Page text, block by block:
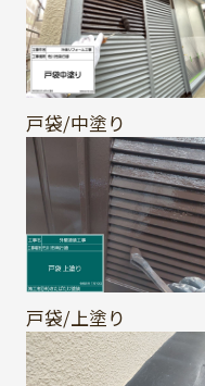
戸袋/中塗り
戸袋/上塗り